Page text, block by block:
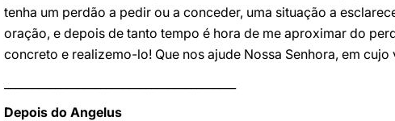
tenha um perdão a pedir ou a conceder, uma situação a
oração, e depois de tanto tempo é hora de me aproximar do
concreto e realizemo-lo! Que nos ajude Nossa Senhora, em cujo
Depois do Angelus